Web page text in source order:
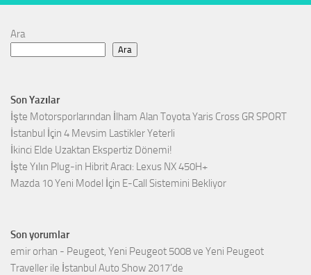
Ara
Ara
Son Yazılar
İşte Motorsporlarından İlham Alan Toyota Yaris Cross GR SPORT
İstanbul İçin 4 Mevsim Lastikler Yeterli
İkinci Elde Uzaktan Ekspertiz Dönemi!
İşte Yılın Plug-in Hibrit Aracı: Lexus NX 450H+
Mazda 10 Yeni Model İçin E-Call Sistemini Bekliyor
Son yorumlar
emir orhan - Peugeot, Yeni Peugeot 5008 ve Yeni Peugeot
Traveller ile İstanbul Auto Show 2017’de